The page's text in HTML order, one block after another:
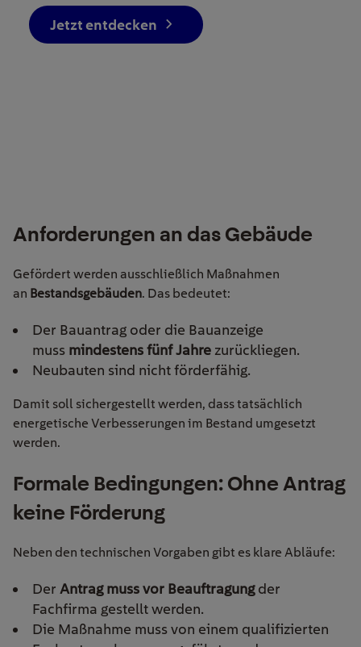
Jetzt entdecken
Anforderungen an das Gebäude
Gefördert werden ausschließlich Maßnahmen
an Bestandsgebäuden. Das bedeutet:
Der Bauantrag oder die Bauanzeige
muss mindestens fünf Jahre zurückliegen.
Neubauten sind nicht förderfähig.
Damit soll sichergestellt werden, dass tatsächlich
energetische Verbesserungen im Bestand umgesetzt
werden.
Formale Bedingungen: Ohne Antrag
keine Förderung
Neben den technischen Vorgaben gibt es klare Abläufe:
Der Antrag muss vor Beauftragungder
Fachfirma gestellt werden.
Die Maßnahme muss von einem qualifizierten